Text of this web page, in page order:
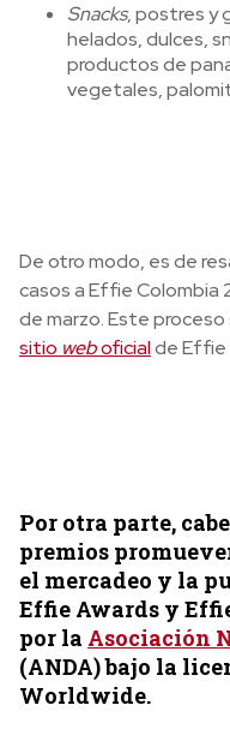
Snacks, postres y
helados, dulces,
productos de
vegetales,
De otro modo, es de
casos a Effie Colombia
de marzo. Este
sitio weboficialde Effie
Por otra parte,
premios
el mercadeo y la
Effie Awards y
por la Asociación
(ANDA) bajo la
Worldwide.